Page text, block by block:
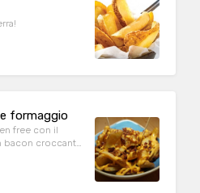
formaggio
free con il
bacon croccante